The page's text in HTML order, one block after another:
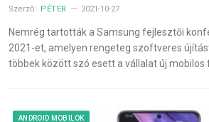
Szerző: PÉTER 2021-10-27
Nemrég tartották a Samsung fejlesztői
2021-et, amelyen rengeteg szoftveres
többek között szó esett a vállalat új mobilos
ANDROID MOBILOK